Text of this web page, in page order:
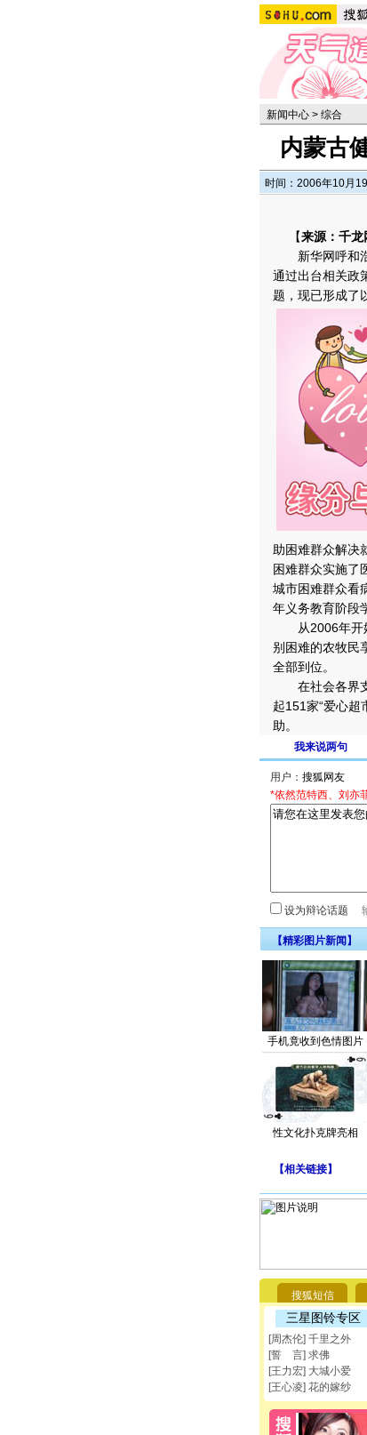
新闻中心 > 综合
内蒙古
时间：2006年10月
【来源：千龙
新华网呼和浩
通过出台相关政
题，现已形成了
助困难群众解决
困难群众实施了
城市困难群众看
年义务教育阶段
从2006年开始
别困难的农牧民
全部到位。
在社会各界支
起151家“爱心超
助。
我来说两句
用户：
*依然范特西、刘亦
设为辩论话题
【精彩图片新闻】
手机竟收到色情图片
性文化扑克牌亮相
【相关链接】
搜狐短信
三星图铃专区
[周杰伦] 千里之外
[誓 言] 求佛
[王力宏] 大城小爱
[王心凌] 花的嫁纱